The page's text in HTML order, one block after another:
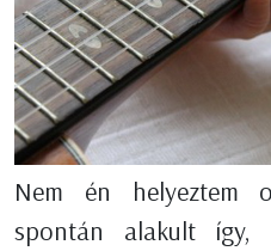
Nem én helyeztem
spontán alakult így,